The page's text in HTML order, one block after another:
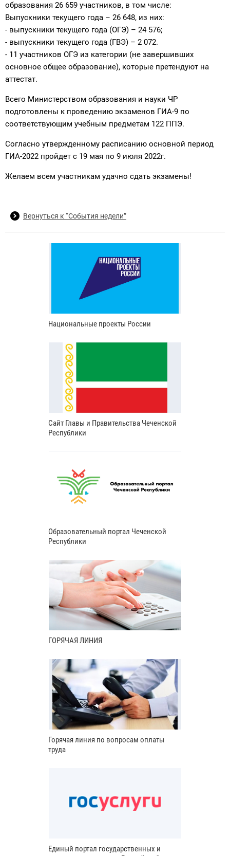
образования 26 659 участников, в том числе:
Выпускники текущего года – 26 648, из них:
- выпускники текущего года (ОГЭ) – 24 576;
- выпускники текущего года (ГВЭ) – 2 072.
- 11 участников ОГЭ из категории (не завершивших
основное общее образование), которые претендуют на
аттестат.
Всего Министерством образования и науки ЧР
подготовлены к проведению экзаменов ГИА-9 по
соответствующим учебным предметам 122 ППЭ.
Согласно утвержденному расписанию основной период
ГИА-2022 пройдет с 19 мая по 9 июля 2022г.
Желаем всем участникам удачно сдать экзамены!
Вернуться к “События недели”
Национальные проекты России
Сайт Главы и Правительства Чеченской
Республики
Образовательный портал Чеченской
Республики
ГОРЯЧАЯ ЛИНИЯ
Горячая линия по вопросам оплаты
труда
Единый портал государственных и